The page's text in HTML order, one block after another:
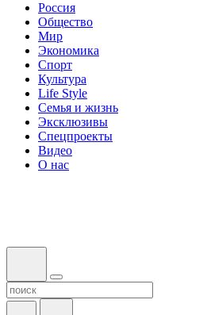
Россия
Общество
Мир
Экономика
Спорт
Культура
Life Style
Семья и жизнь
Эксклюзивы
Спецпроекты
Видео
О нас